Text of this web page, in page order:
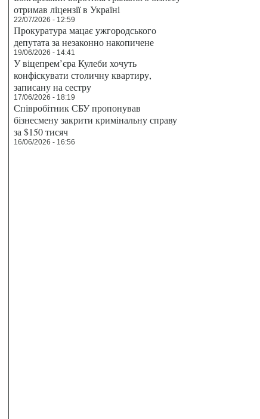
отримав ліцензії в Україні
22/07/2026 - 12:59
Прокуратура мацає ужгородського
депутата за незаконно накопичене
19/06/2026 - 14:41
У віцепрем’єра Кулеби хочуть
конфіскувати столичну квартиру,
записану на сестру
17/06/2026 - 18:19
Співробітник СБУ пропонував
бізнесмену закрити кримінальну справу
за $150 тисяч
16/06/2026 - 16:56